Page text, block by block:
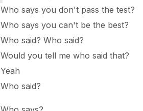
Who says you don't pass the test?
Who says you can't be the best?
Who said? Who said?
Would you tell me who said that?
Yeah
Who said?